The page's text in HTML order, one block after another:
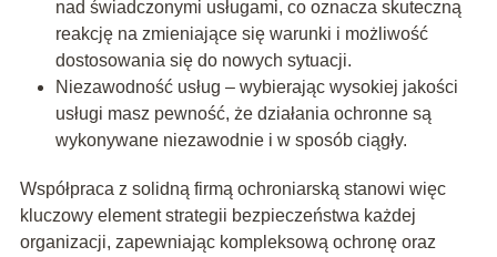
nad świadczonymi usługami, co oznacza skuteczną
reakcję na zmieniające się warunki i możliwość
dostosowania się do nowych sytuacji.
Niezawodność usług – wybierając wysokiej jakości
usługi masz pewność, że działania ochronne są
wykonywane niezawodnie i w sposób ciągły.
Współpraca z solidną firmą ochroniarską stanowi więc
kluczowy element strategii bezpieczeństwa każdej
organizacji, zapewniając kompleksową ochronę oraz